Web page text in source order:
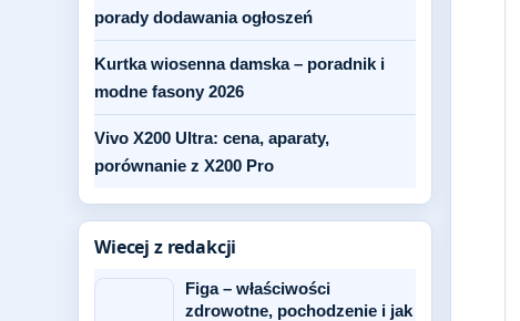
porady dodawania ogłoszeń
Kurtka wiosenna damska – poradnik i
modne fasony 2026
Vivo X200 Ultra: cena, aparaty,
porównanie z X200 Pro
Wiecej z redakcji
Figa – właściwości
zdrowotne, pochodzenie i jak